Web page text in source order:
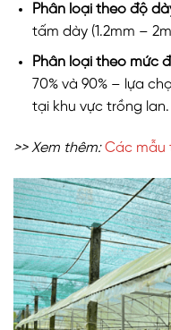
Phân loại theo độ
tấm dày (1.2mm –
Phân loại theo mức
70% và 90% – lựa
tại khu vực trồng lan.
>> Xem thêm: Các mẫu